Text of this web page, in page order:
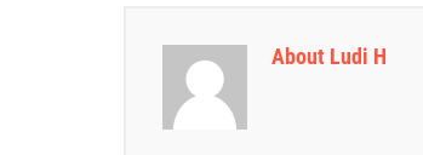
About Ludi H